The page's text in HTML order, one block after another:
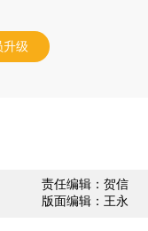
升级
责任编辑：贺信
版面编辑：王永